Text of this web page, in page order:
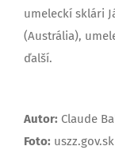
umeleckí sklári
(Austrália),
ďalší.
Autor: Claude
Foto: uszz.gov.sk